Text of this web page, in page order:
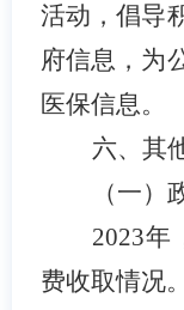
活动，倡导
府信息，为
医保信息。
六、其
（一）
2023年
费收取情况。